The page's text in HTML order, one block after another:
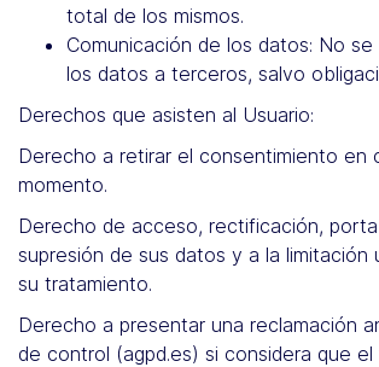
total de los mismos.
Comunicación de los datos: No se
los datos a terceros, salvo
Derechos que asisten al Usuario:
Derecho a retirar el consentimiento en
momento.
Derecho de acceso, rectificación,
supresión de sus datos y a la limitación
su tratamiento.
Derecho a presentar una reclamación
de control (agpd.es) si considera que